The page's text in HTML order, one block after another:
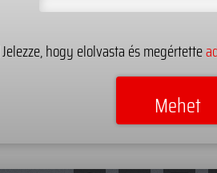
Jelezze, hogy elolvasta és megértette